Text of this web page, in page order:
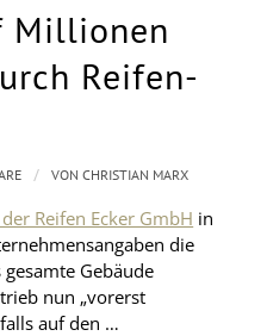
Millionen
Reifen-
Reifen Ecker GmbH in
die
Gebäude
nun „vorerst
auf den …
/ VONCHRISTIAN MARX